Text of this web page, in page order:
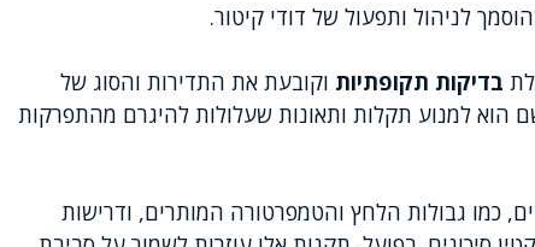
לניהול ותפעול של דודי קיטור.
בדיקות תקופתיות וקובעת את התדירות והסוג של
הוא למנוע תקלות ותאונות שעלולות להיגרם מהתפרקות
כמו גבולות הלחץ והטמפרטורה המותרים, ודרישות